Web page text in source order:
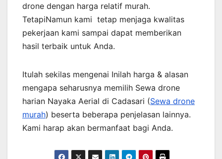
drone dengan harga relatif murah.
TetapiNamun kami tetap menjaga kwalitas
pekerjaan kami sampai dapat memberikan
hasil terbaik untuk Anda.
Itulah sekilas mengenai Inilah harga & alasan
mengapa seharusnya memilih Sewa drone
harian Nayaka Aerial di Cadasari (Sewa drone
murah) beserta beberapa penjelasan lainnya.
Kami harap akan bermanfaat bagi Anda.